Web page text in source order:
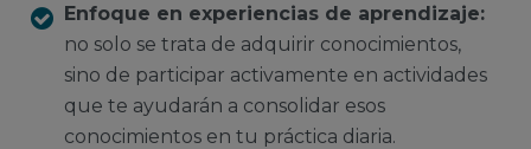
Enfoque en experiencias de aprendizaje:
no solo se trata de adquirir conocimientos,
sino de participar activamente en actividades
que te ayudarán a consolidar esos
conocimientos en tu práctica diaria.